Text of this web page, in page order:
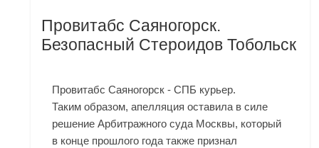
Провитабс Саяногорск.
Безопасный Стероидов Тобольск
Провитабс Саяногорск - СПБ курьер.
Таким образом, апелляция оставила в силе
решение Арбитражного суда Москвы, который
в конце прошлого года также признал